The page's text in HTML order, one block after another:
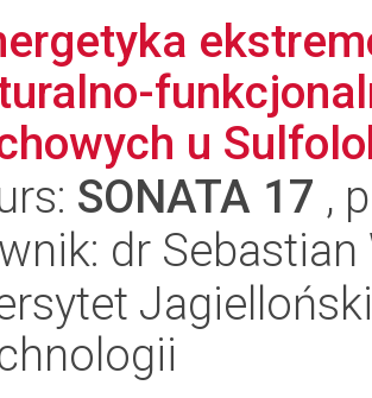
u
SONATA 17 ,
dr Sebastian